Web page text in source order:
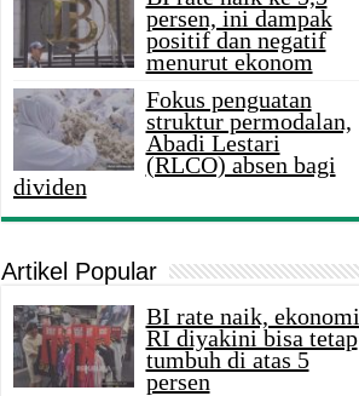
persen, ini dampak
positif dan negatif
menurut ekonom
Fokus penguatan
struktur permodalan,
Abadi Lestari
(RLCO) absen bagi
dividen
Artikel Popular
BI rate naik, ekonomi
RI diyakini bisa tetap
tumbuh di atas 5
persen